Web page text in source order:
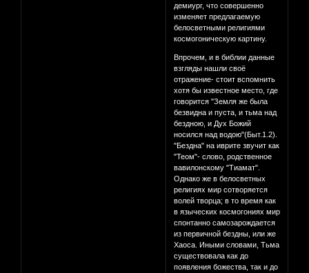
демиург, что совершенно
изменяет предлагаемую
белосветными религиями
космогоническую картину.
Впрочем, и в библии данные
взгляды нашли своё
отражение- стоит вспомнить
хотя бы известное место, где
говорится "Земля же была
безвидна и пуста, и тьма над
бездною, и Дух Божий
носился над водою"(Быт.1.2).
"Бездна" на иврите звучит как
"Теом"- слово, родственное
вавилонскому "Тиамат".
Однако же в белосветных
религиях мир сотворяется
волей творца; в то время как
в языческих космогониях мир
спонтанно самозарождается
из первичной бездны, или же
Хаоса. Иными словами, Тьма
существовала как до
появления божества, так и до